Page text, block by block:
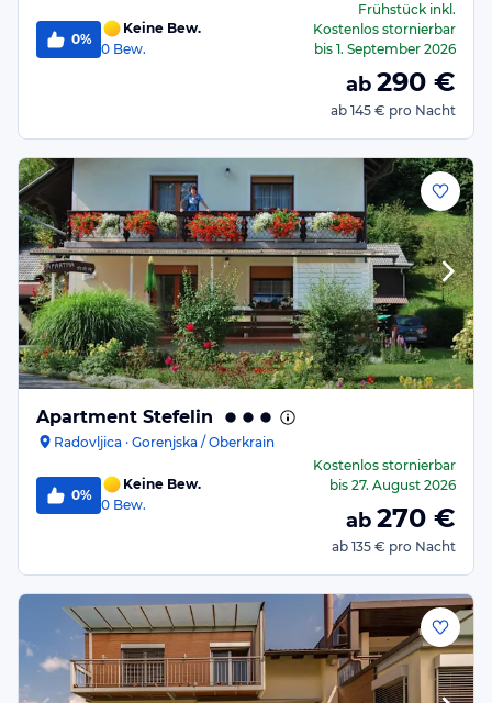
0%
Keine Bew.
0 Bew.
Frühstückinkl.
Kostenlos stornierbar
bis 1. September 2026
ab 290 €
ab 145 € pro Nacht
Apartment Stefelin
Radovljica · Gorenjska / Oberkrain
0%
Keine Bew.
0 Bew.
Kostenlos stornierbar
bis 27. August 2026
ab 270 €
ab 135 € pro Nacht